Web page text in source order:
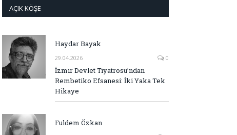
AÇIK KÖŞE
Haydar Bayak
29.04.2026 0
İzmir Devlet Tiyatrosu’ndan
Rembetiko Efsanesi: İki Yaka Tek
Hikaye
Fuldem Özkan